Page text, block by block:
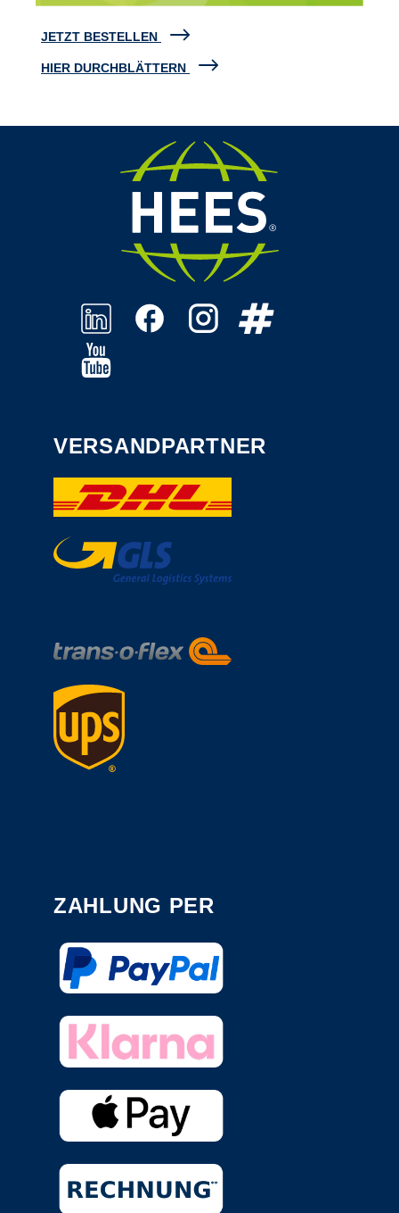
JETZT BESTELLEN
HIER DURCHBLÄTTERN
VERSANDPARTNER
ZAHLUNG PER